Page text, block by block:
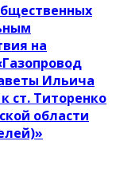
на
Ильича
ст. Титоренко
области